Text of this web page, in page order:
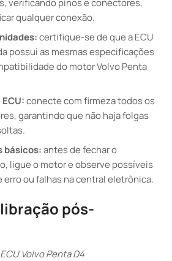
verificando pinos e conectores,
qualquer conexão.
certifique-se de que a ECU
possui as mesmas especificações
do motor Volvo Penta
conecte com firmeza todos os
garantindo que não haja folgas
básicos:antes de fechar o
ligue o motor e observe possíveis
erro ou falhas na central eletrônica.
pós-
ECU Volvo Penta D4